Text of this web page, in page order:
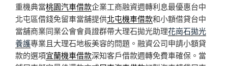
重機典當桃園汽車借款企業工商融資週轉利息最優惠台中
北屯區借錢免留車當舖提供北屯機車借款和小額借貸台中
當舖商業同業公會會員證群帶大理石拋光助理花崗石拋光
養護專業且大理石地板美容的問題。融資公司申請小額貸
款的選項宜蘭機車借款深知客戶借款週轉免費車確保。當